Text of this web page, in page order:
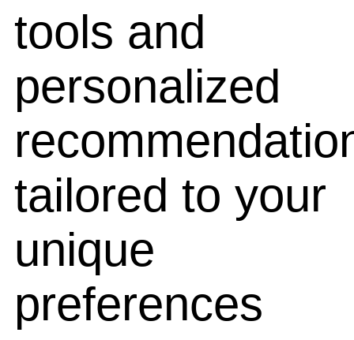
tools and
personalized
tailored to your
unique
preferences